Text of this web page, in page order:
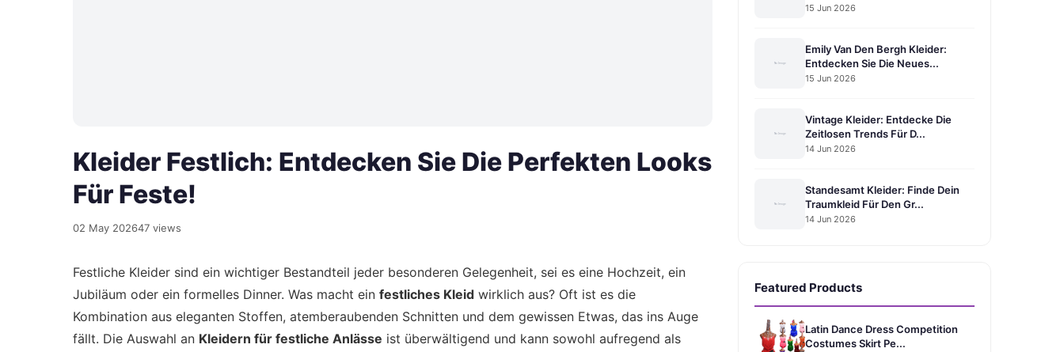
Kleider Festlich: Entdecken Sie Die Perfekten Looks
Für Feste!
02 May 202647 views
Festliche Kleider sind ein wichtiger Bestandteil jeder besonderen Gelegenheit, sei es eine Hochzeit, ein
Jubiläum oder ein formelles Dinner. Was macht ein festliches Kleid wirklich aus? Oft ist es die
Kombination aus eleganten Stoffen, atemberaubenden Schnitten und dem gewissen Etwas, das ins Auge
fällt. Die Auswahl an Kleidern für festliche Anlässe ist überwältigend und kann sowohl aufregend als
15 Jun 2026
Emily Van Den Bergh Kleider:
Entdecken Sie Die Neues...
15 Jun 2026
Vintage Kleider: Entdecke Die
Zeitlosen Trends Für D...
14 Jun 2026
Standesamt Kleider: Finde Dein
Traumkleid Für Den Gr...
14 Jun 2026
Featured Products
Latin Dance Dress Competition
Costumes Skirt Pe...